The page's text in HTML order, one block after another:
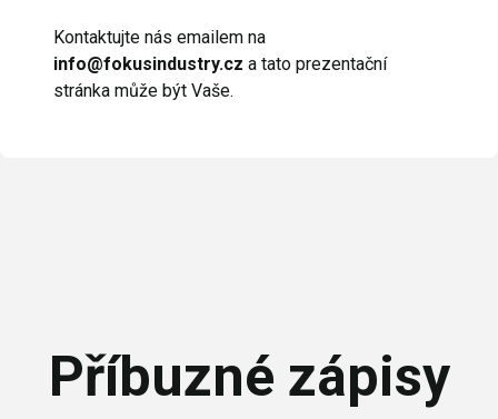
Kontaktujte nás emailem na
info@fokusindustry.cz a tato prezentační
stránka může být Vaše.
Příbuzné zápisy